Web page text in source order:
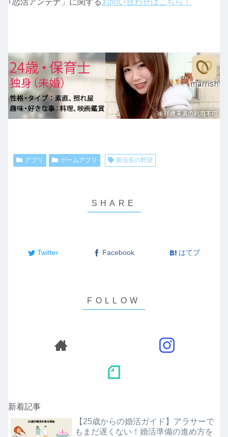
アプリ ゲームアプリ 新信長の野望
Twitter Facebook はてブ
新着記事
【25歳からの婚活ガイド】アラサーで
もまだ遅くない！婚活準備の進め方を